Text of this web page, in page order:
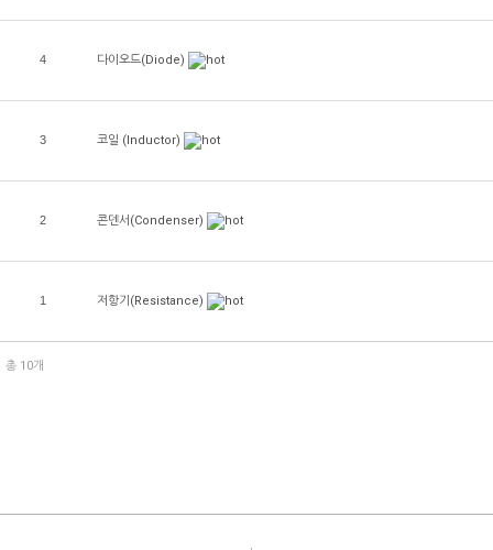
4 다이오드(Diode)
3 코일 (Inductor)
2 콘덴서(Condenser)
1 저항기(Resistance)
총 10개